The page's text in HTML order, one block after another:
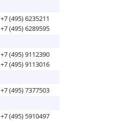
+7 (495) 6235211
+7 (495) 6289595
+7 (495) 9112390
+7 (495) 9113016
+7 (495) 7377503
+7 (495) 5910497